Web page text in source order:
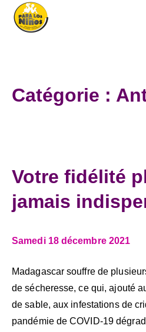
Aller
Catégorie :
Votre fidélité
jamais
Samedi 18 décembre 2021
Madagascar souffre de
de sécheresse, ce qui, ajouté
de sable, aux infestations de
pandémie de COVID-19